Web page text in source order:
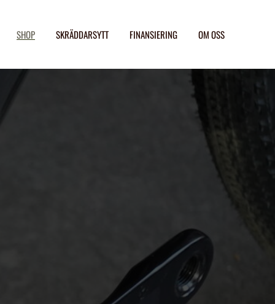
SHOP SKRÄDDARSYTT FINANSIERING OM OSS